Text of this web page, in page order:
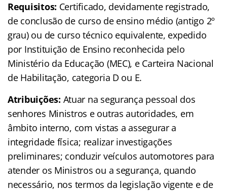
Requisitos: Certificado, devidamente registrado,
de conclusão de curso de ensino médio (antigo 2º
grau) ou de curso técnico equivalente, expedido
por Instituição de Ensino reconhecida pelo
Ministério da Educação (MEC), e Carteira Nacional
de Habilitação, categoria D ou E.
Atribuições: Atuar na segurança pessoal dos
senhores Ministros e outras autoridades, em
âmbito interno, com vistas a assegurar a
integridade física; realizar investigações
preliminares; conduzir veículos automotores para
atender os Ministros ou a segurança, quando
necessário, nos termos da legislação vigente e de